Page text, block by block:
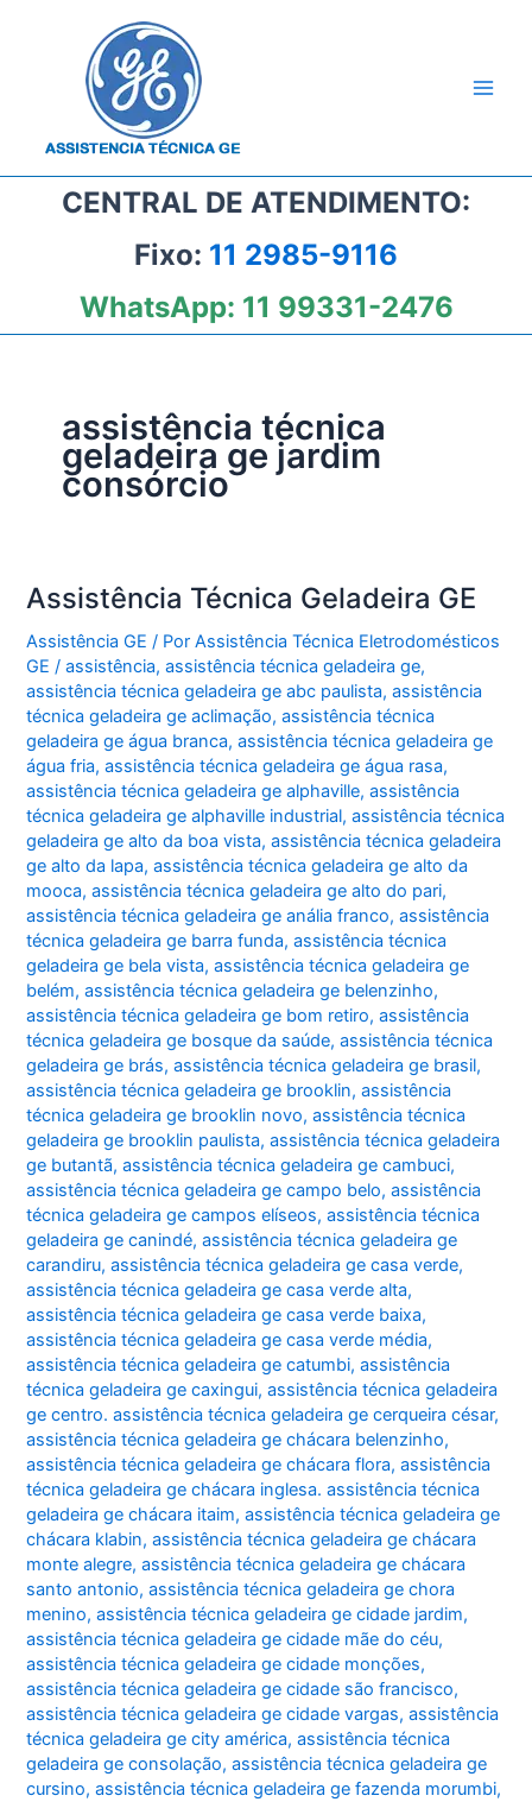
CENTRAL DE ATENDIMENTO:
Fixo: 11 2985-9116
WhatsApp: 11 99331-2476
assistência técnica
geladeira ge jardim
consórcio
Assistência Técnica Geladeira GE
Assistência GE / PorAssistência Técnica Eletrodomésticos
GE/assistência,assistência técnica geladeira ge,
assistência técnica geladeira ge abc paulista,assistência
técnica geladeira ge aclimação,assistência técnica
geladeira ge água branca,assistência técnica geladeira ge
água fria,assistência técnica geladeira ge água rasa,
assistência técnica geladeira ge alphaville,assistência
técnica geladeira ge alphaville industrial,assistência técnica
geladeira ge alto da boa vista,assistência técnica geladeira
ge alto da lapa,assistência técnica geladeira ge alto da
mooca,assistência técnica geladeira ge alto do pari,
assistência técnica geladeira ge anália franco,assistência
técnica geladeira ge barra funda,assistência técnica
geladeira ge bela vista,assistência técnica geladeira ge
belém,assistência técnica geladeira ge belenzinho,
assistência técnica geladeira ge bom retiro,assistência
técnica geladeira ge bosque da saúde,assistência técnica
geladeira ge brás,assistência técnica geladeira ge brasil,
assistência técnica geladeira ge brooklin,assistência
técnica geladeira ge brooklin novo,assistência técnica
geladeira ge brooklin paulista,assistência técnica geladeira
ge butantã,assistência técnica geladeira ge cambuci,
assistência técnica geladeira ge campo belo,assistência
técnica geladeira ge campos elíseos,assistência técnica
geladeira ge canindé,assistência técnica geladeira ge
carandiru,assistência técnica geladeira ge casa verde,
assistência técnica geladeira ge casa verde alta,
assistência técnica geladeira ge casa verde baixa,
assistência técnica geladeira ge casa verde média,
assistência técnica geladeira ge catumbi,assistência
técnica geladeira ge caxingui,assistência técnica geladeira
ge centro. assistência técnica geladeira ge cerqueira césar,
assistência técnica geladeira ge chácara belenzinho,
assistência técnica geladeira ge chácara flora,assistência
técnica geladeira ge chácara inglesa. assistência técnica
geladeira ge chácara itaim,assistência técnica geladeira ge
chácara klabin,assistência técnica geladeira ge chácara
monte alegre,assistência técnica geladeira ge chácara
santo antonio,assistência técnica geladeira ge chora
menino,assistência técnica geladeira ge cidade jardim,
assistência técnica geladeira ge cidade mãe do céu,
assistência técnica geladeira ge cidade monções,
assistência técnica geladeira ge cidade são francisco,
assistência técnica geladeira ge cidade vargas,assistência
técnica geladeira ge city américa,assistência técnica
geladeira ge consolação,assistência técnica geladeira ge
cursino,assistência técnica geladeira ge fazenda morumbi,